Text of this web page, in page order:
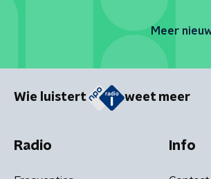
Meer
Wie luistert weet meer
Radio Info